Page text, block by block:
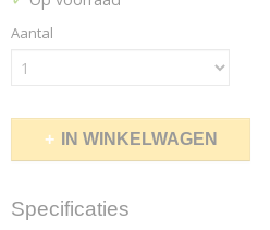
Aantal
IN WINKELWAGEN
Specificaties